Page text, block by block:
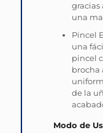
gracias
una
Pincel
una
pincel
brocha
de la
Modo de